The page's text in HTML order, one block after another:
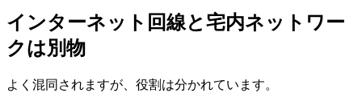
インターネット回線と宅内ネットワー
クは別物
よく混同されますが、役割は分かれています。